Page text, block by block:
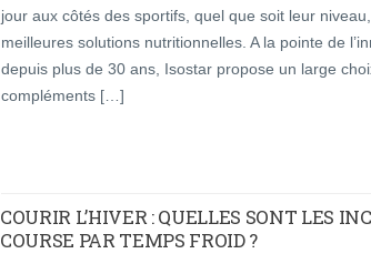
jour aux côtés des sportifs, quel que soit leur
meilleures solutions nutritionnelles. A la pointe de
depuis plus de 30 ans, Isostar propose un large
compléments […]
COURIR L’HIVER : QUELLES SONT LES
COURSE PAR TEMPS FROID ?